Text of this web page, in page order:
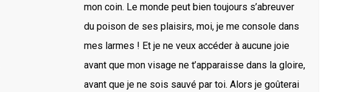
mon coin. Le monde peut bien toujours s’abreuver
du poison de ses plaisirs, moi, je me console dans
mes larmes ! Et je ne veux accéder à aucune joie
avant que mon visage ne t’apparaisse dans la gloire,
avant que je ne sois sauvé par toi. Alors je goûterai